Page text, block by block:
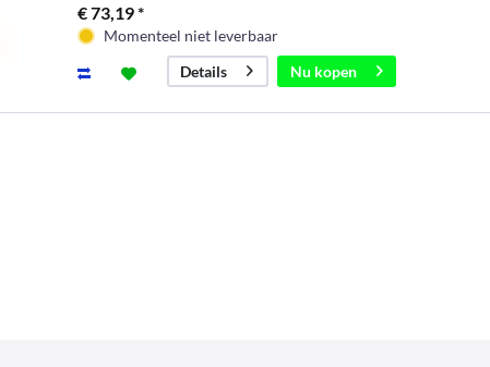
€ 73,19 *
Momenteel niet leverbaar
Details
Nu kopen